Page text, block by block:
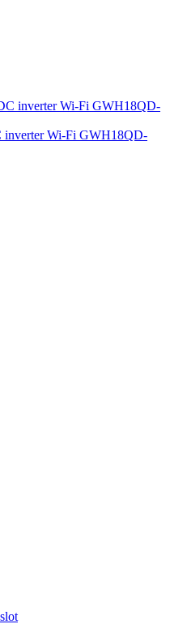
inverter Wi-Fi GWH18QD-